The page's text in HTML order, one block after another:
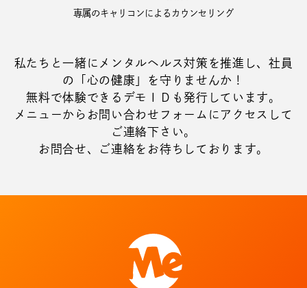
専属のキャリコンによるカウンセリング
私たちと一緒にメンタルヘルス対策を推進し、社員
の「心の健康」を守りませんか！
無料で体験できるデモＩＤも発行しています。
メニューからお問い合わせフォームにアクセスして
ご連絡下さい。
お問合せ、ご連絡をお待ちしております。